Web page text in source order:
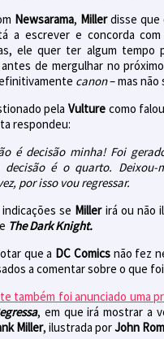
Newsarama, Millerdisse que
a escrever e concorda
ele quer ter algum tempo
de mergulhar no
canon– mas não
pela Vulturecomo
respondeu:
é decisão minha! Foi
decisão é o quarto. Deixou-
por isso vou regressar.
se Millerirá ou não
The Dark Knight.
que a DC Comicsnão fez
a comentar sobre o que
também foi anunciado uma
, em que irá mostrar a
Miller, ilustrada porJohn